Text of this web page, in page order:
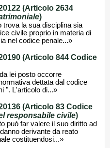
(Articolo 2634
)
trova la sua disciplina sia
civile proprio in materia di
nel codice penale...»
(Articolo 844 Codice
lei posto occorre
dettata dal codice
". L'articolo di...»
(Articolo 83 Codice
responsabile civile)
può far valere il suo diritto ad
derivante da reato
costituendosi...»